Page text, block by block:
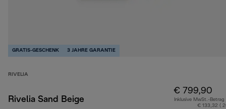
GRATIS-GESCHENK 3 JAHRE GARANTIE
RIVELIA
Rivelia Sand Beige
€ 799,90
Inklusive MwSt.-Betrag
€ 133,32 (